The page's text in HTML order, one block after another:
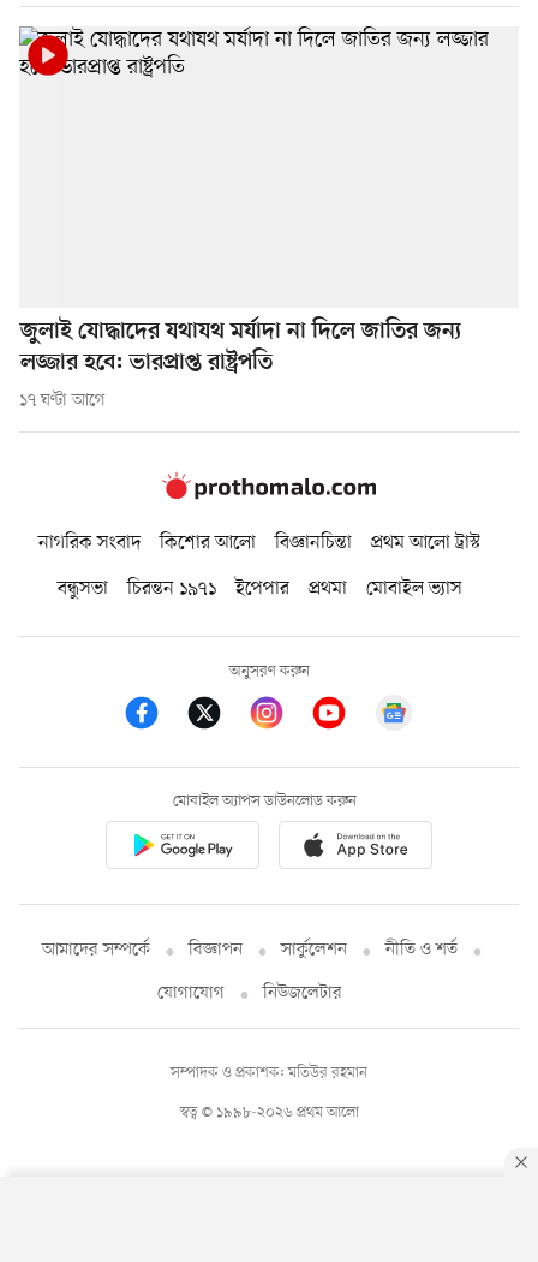
জুলাই যোদ্ধাদের যথাযথ মর্যাদা না দিলে জাতির জন্য
লজ্জার হবে: ভারপ্রাপ্ত রাষ্ট্রপতি
১৭ ঘণ্টা আগে
নাগরিক সংবাদ কিশোর আলো বিজ্ঞানচিন্তা
প্রথম আলো ট্রাস্ট
বন্ধুসভা
চিরন্তন ১৯৭১ ইপেপার প্রথমা মোবাইল ভ্যাস
অনুসরণ করুন
মোবাইল অ্যাপস ডাউনলোড করুন
আমাদের সম্পর্কে বিজ্ঞাপন সার্কুলেশন
নীতি ও শর্ত
যোগাযোগ
নিউজলেটার
স্বত্ব © ১৯৯৮-২০২৬ প্রথম আলো
সম্পাদক ও প্রকাশক: মতিউর রহমান